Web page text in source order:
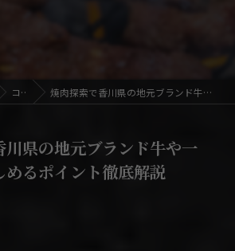
コラム 焼肉探索で香川県の地元ブランド牛や一人焼肉も楽しめるポイント徹底解説
川県の地元ブランド牛や一
めるポイント徹底解説